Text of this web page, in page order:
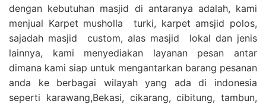
dengan kebutuhan masjid di antaranya adalah, kami
menjual Karpet musholla turki, karpet amsjid polos,
sajadah masjid custom, alas masjid lokal dan jenis
lainnya, kami menyediakan layanan pesan antar
dimana kami siap untuk mengantarkan barang pesanan
anda ke berbagai wilayah yang ada di indonesia
seperti karawang,Bekasi, cikarang, cibitung, tambun,